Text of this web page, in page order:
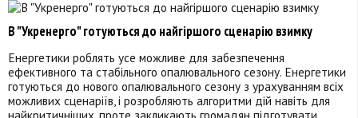
В "Укренерго" готуються до найгіршого сценарію взимку
Енергетики роблять усе можливе для забезпечення
ефективного та стабільного опалювального сезону. Енергетики
готуються до нового опалювального сезону з урахуванням всіх
можливих сценаріїв, і розробляють алгоритми дій навіть для
найкритичніших, проте закликають громадян підготувати